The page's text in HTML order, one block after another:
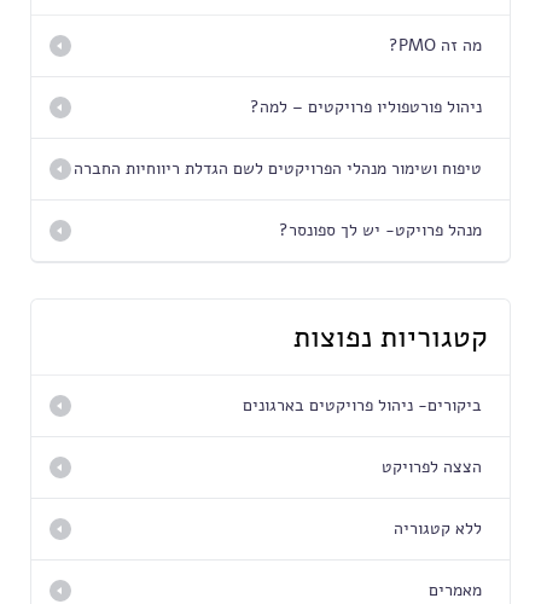
מה זה PMO?
ניהול פורטפוליו פרויקטים – למה?
טיפוח ושימור מנהלי הפרויקטים לשם הגדלת ריווחיות החברה
מנהל פרויקט- יש לך ספונסר?
קטגוריות נפוצות
ביקורים- ניהול פרויקטים בארגונים
הצצה לפרויקט
ללא קטגוריה
מאמרים